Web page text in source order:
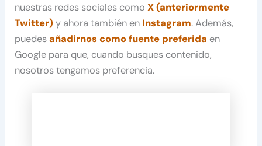
nuestras redes sociales comoX (anteriormente
Twitter) y ahora también en Instagram. Además,
puedesañadirnos como fuente preferida en
Google para que, cuando busques contenido,
nosotros tengamos preferencia.